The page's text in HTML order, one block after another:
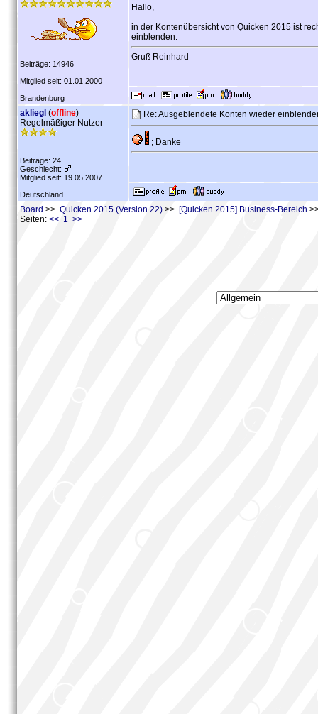
Beiträge: 14946
Mitglied seit: 01.01.2000
Brandenburg
Hallo,
in der Kontenübersicht von Quicken 2015 ist
einblenden.
Gruß Reinhard
akliegl (offline)
Regelmäßiger Nutzer
Beiträge: 24
Geschlecht:
Mitglied seit: 19.05.2007
Deutschland
Re: Ausgeblendete Konten wieder
; Danke
Board >> Quicken 2015 (Version 22) >> [Quicken 2015] Business-Bereich
Seiten: << 1 >>